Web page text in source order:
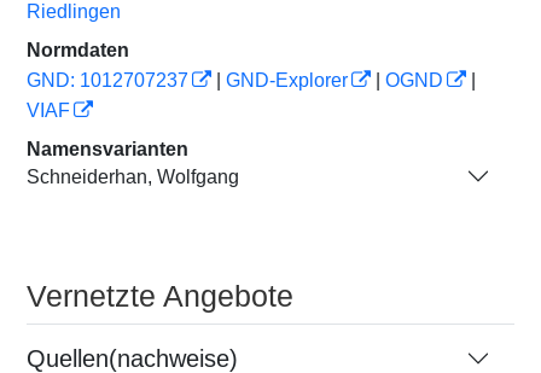
Riedlingen
Normdaten
GND: 1012707237
GND-Explorer OGND
VIAF
Namensvarianten
Schneiderhan, Wolfgang
Vernetzte Angebote
Quellen(nachweise)